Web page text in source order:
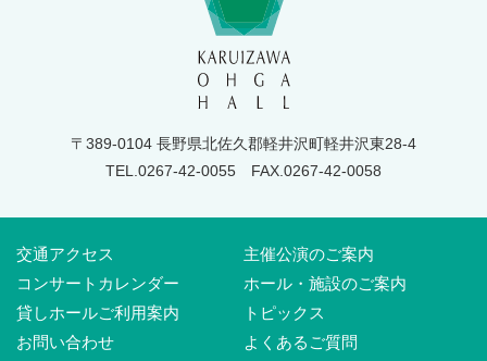
〒389-0104 長野県北佐久郡軽井沢町軽井沢東28-4
TEL.0267-42-0055 FAX.0267-42-0058
交通アクセス
主催公演のご案内
コンサートカレンダー
ホール・施設のご案内
貸しホールご利用案内
トピックス
お問い合わせ
よくあるご質問